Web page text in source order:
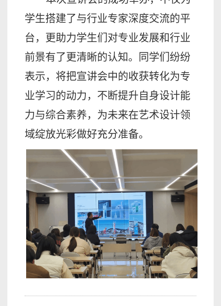
学生搭建了与行业专家深度交流的平
台，更助力学生们对专业发展和行业
前景有了更清晰的认知。同学们纷纷
表示，将把宣讲会中的收获转化为专
业学习的动力，不断提升自身设计能
力与综合素养，为未来在艺术设计领
域绽放光彩做好充分准备。